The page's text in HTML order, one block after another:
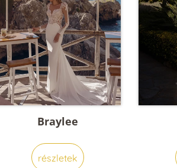
Braylee
részletek